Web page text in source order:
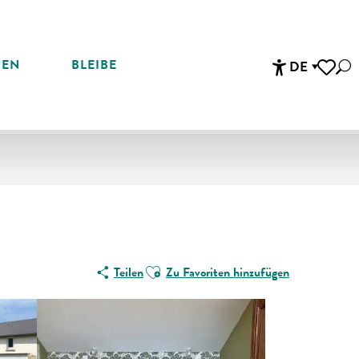
DE
BLEIBE
TeilenAjouter aux favoris
Zu Favoriten hinzufügen